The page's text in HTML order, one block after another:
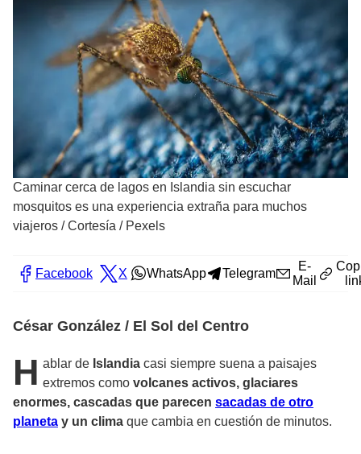
Caminar cerca de lagos en Islandia sin escuchar
mosquitos es una experiencia extraña para muchos
viajeros /Cortesía / Pexels
Facebook X WhatsApp Telegram
E-
Mail
César González / El Sol del Centro
H ablar de Islandia casi siempre suena a paisajes
extremos como volcanes activos, glaciares
enormes, cascadas que parecen sacadas de otro
planeta y un clima que cambia en cuestión de minutos.